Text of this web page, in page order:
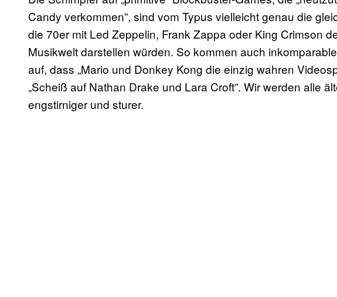
Candy verkommen”, sind vom Typus vielleicht genau die
die 70er mit Led Zeppelin, Frank Zappa oder King Crimson
Musikwelt darstellen würden. So kommen auch
auf, dass „Mario und Donkey Kong die einzig wahren
„Scheiß auf Nathan Drake und Lara Croft”. Wir werden alle
engstirniger und sturer.